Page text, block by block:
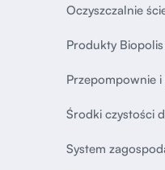
Oczyszczalnie
Produkty Biopolis
Przepompownie
Środki czystości
System